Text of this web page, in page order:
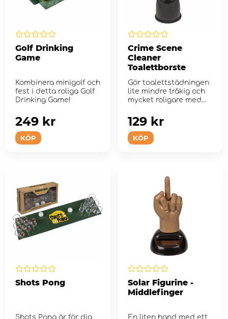
Golf Drinking
Game
Kombinera minigolf och
fest i detta roliga Golf
Drinking Game!
KÖP
249 kr
Crime Scene
Cleaner
Toalettborste
Gör toalettstädningen
lite mindre tråkig och
mycket roligare med
KÖP
129 kr
Shots Pong
Shots Pong är för dig
Solar Figurine -
Middlefinger
En liten hand med ett